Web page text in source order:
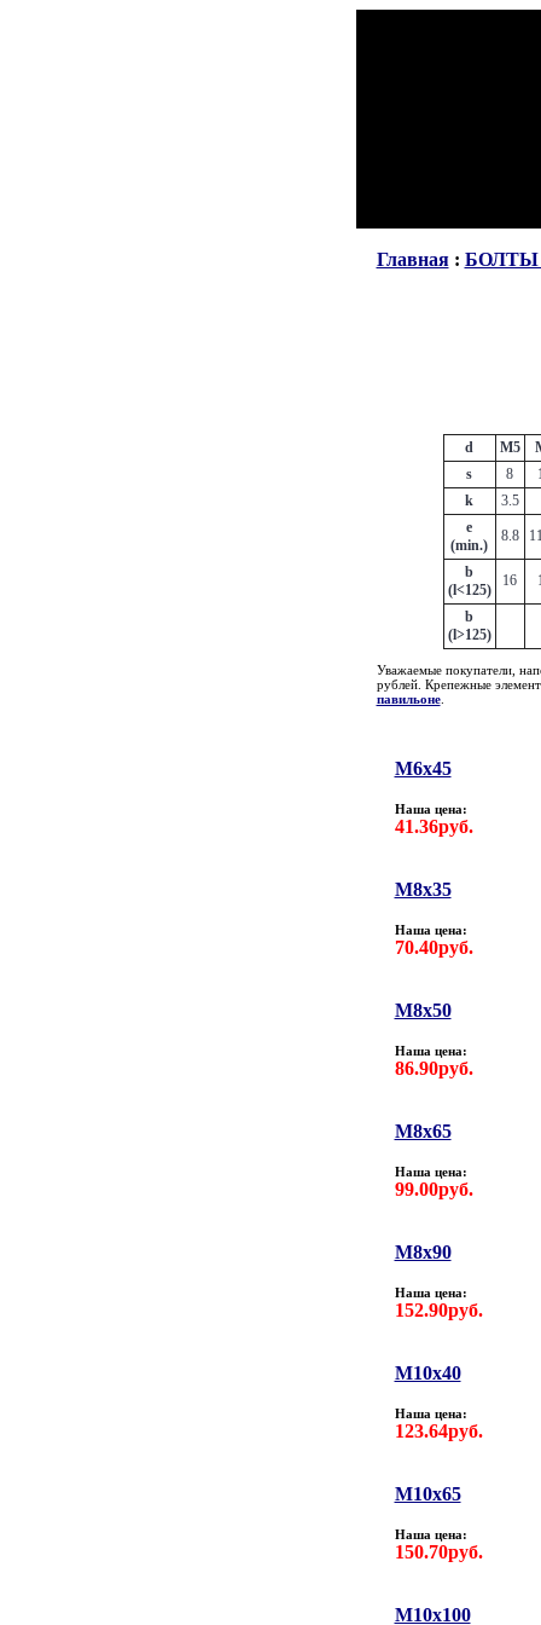
Главная: БОЛТЫ
d M5
s
8
k
3.5
e
(min.)
8.8
b
(l<125)
16
b
(l>125)
Уважаемые покупатели,
рублей. Крепежные
павильоне.
M6x45
Наша цена:
41.36руб.
М8х35
Наша цена:
70.40руб.
M8х50
Наша цена:
86.90руб.
M8х65
Наша цена:
99.00руб.
M8х90
Наша цена:
152.90руб.
M10х40
Наша цена:
123.64руб.
M10х65
Наша цена:
150.70руб.
M10х100